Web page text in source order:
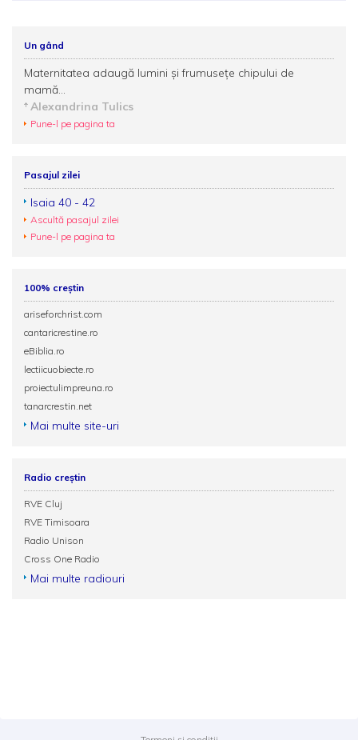
Un gând
Maternitatea adaugă lumini şi frumuseţe chipului de
mamă...
Alexandrina Tulics
Pune-l pe pagina ta
Pasajul zilei
Isaia 40 - 42
Ascultă pasajul zilei
Pune-l pe pagina ta
100% creștin
ariseforchrist.com
cantaricrestine.ro
eBiblia.ro
lectiicuobiecte.ro
proiectulimpreuna.ro
tanarcrestin.net
Mai multe site-uri
Radio creștin
RVE Cluj
RVE Timisoara
Radio Unison
Cross One Radio
Mai multe radiouri